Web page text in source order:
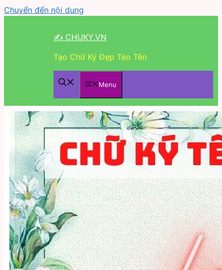
Chuyển đến nội dung
✍ CHUKY.VN
Tạo Chữ Ký Đẹp Teo Tên
Menu